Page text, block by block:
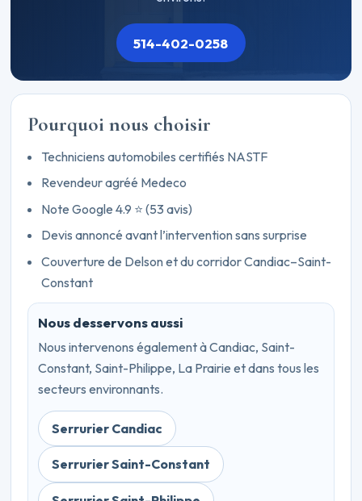
514-402-0258
Pourquoi nous choisir
Techniciens automobiles certifiés NASTF
Revendeur agréé Medeco
Note Google 4.9 ⭐ (53 avis)
Devis annoncé avant l’intervention sans surprise
Couverture de Delson et du corridor Candiac–Saint-
Constant
Nous desservons aussi
Nous intervenons également à Candiac, Saint-
Constant, Saint-Philippe, La Prairie et dans tous les
secteurs environnants.
Serrurier Candiac
Serrurier Saint-Constant